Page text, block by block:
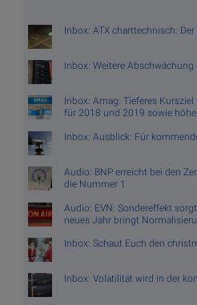
Inbox: ATX charttechnisch:
Inbox: Weitere
Inbox: Amag: Tieferes
für 2018 und 2019 sowie
Inbox: Ausblick: Für
Audio: BNP erreicht bei den
die Nummer 1
Audio: EVN: Sondereffekt
neues Jahr bringt
Inbox: Schaut Euch den
Inbox: Volatilität wird in der